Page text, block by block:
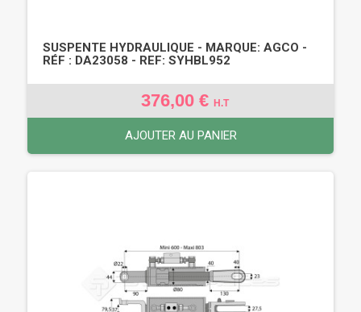
SUSPENTE HYDRAULIQUE - MARQUE: AGCO -
RÉF : DA23058 - REF: SYHBL952
376,00 € H.T
AJOUTER AU PANIER